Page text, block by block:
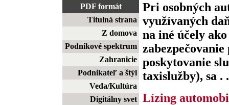
PDF formát
Titulná strana
Z domova
Podnikové spektrum
Zahranicie
Podnikateľ a štýl
Veda/Kultúra
Digitálny svet
Pri osobných
využívaných
na iné účely
poskytovanie
taxislužby), sa .
Lízing